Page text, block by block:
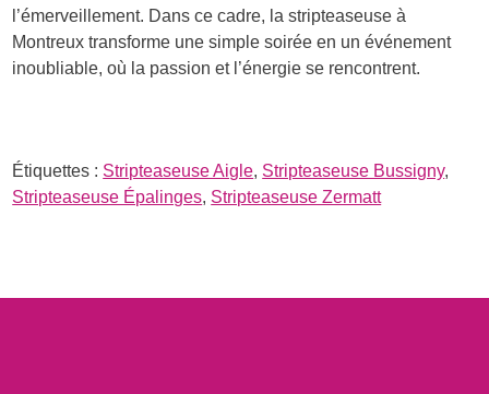
l’émerveillement. Dans ce cadre, la stripteaseuse à
Montreux transforme une simple soirée en un événement
inoubliable, où la passion et l’énergie se rencontrent.
Étiquettes : Stripteaseuse Aigle, Stripteaseuse Bussigny,
Stripteaseuse Épalinges, Stripteaseuse Zermatt